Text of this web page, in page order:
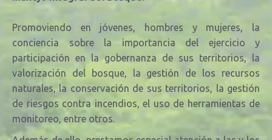
Promoviendo en jóvenes, hombres y mujeres, la
conciencia sobre la importancia del ejercicio y
participación en la gobernanza de sus territorios, la
valorización del bosque, la gestión de los recursos
naturales, la conservación de sus territorios, la gestión
de riesgos contra incendios, el uso de herramientas de
monitoreo, entre otros.